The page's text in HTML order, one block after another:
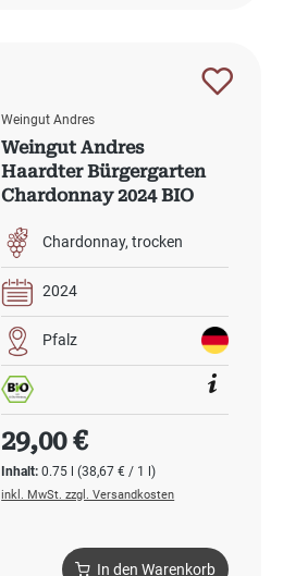
Weingut Andres
Weingut Andres
Haardter Bürgergarten
Chardonnay 2024 BIO
Chardonnay trocken
2024
Pfalz
Inhalt:0.75 l(38,67 € / 1 l)
Regulärer Preis:
29,00 €
inkl. MwSt. zzgl. Versandkosten
In den Warenkorb